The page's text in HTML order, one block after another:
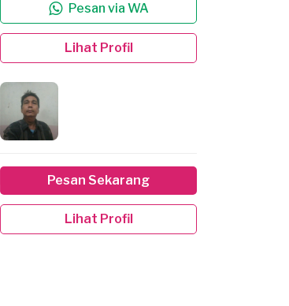
Pesan via WA
Lihat Profil
Pesan Sekarang
Lihat Profil